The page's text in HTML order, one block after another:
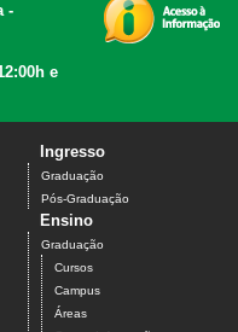
-
e
Ingresso
Graduação
Pós-Graduação
Ensino
Graduação
Cursos
Campus
Áreas